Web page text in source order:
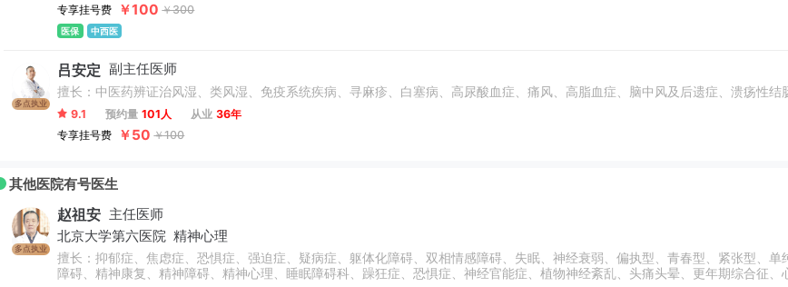
专享挂号费
￥100 ￥300
医保 中西医
多点执业
吕安定 副主任医师
擅长：中医药辨证治风湿、类风湿、免疫系统疾病、寻麻疹、白塞病、高尿酸血症、痛风、高脂血症、脑中风及后遗症、溃疡性
9.1 预约量 101人 从业 36年
专享挂号费
￥50 ￥100
其他医院有号医生
多点执业
赵祖安 主任医师
北京大学第六医院 精神心理
擅长：抑郁症、焦虑症、恐惧症、强迫症、疑病症、躯体化障碍、双相情感障碍、失眠、神经衰弱、偏执型、青春型、紧张型、
障碍、精神康复、精神障碍、精神心理、睡眠障碍科、躁狂症、恐惧症、神经官能症、植物神经紊乱、头痛头晕、更年期综合征